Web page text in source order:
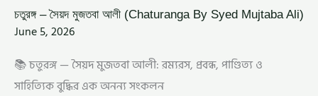
চতুরঙ্গ – সৈয়দ মুজতবা আলী (Chaturanga By Syed Mujtaba Ali)
June 5, 2026
📚 চতুরঙ্গ — সৈয়দ মুজতবা আলী: রম্যরস, প্রবন্ধ, পাণ্ডিত্য ও
সাহিত্যিক বুদ্ধির এক অনন্য সংকলন